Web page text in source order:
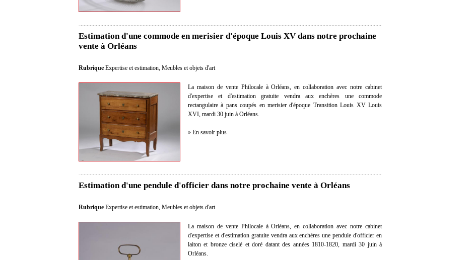
Estimation d'une commode en merisier d'époque Louis XV dans notre prochaine
vente à Orléans
Rubrique Expertise et estimation, Meubles et objets d'art
La maison de vente Philocale à Orléans, en collaboration avec notre cabinet
d'expertise et d'estimation gratuite vendra aux enchères une commode
rectangulaire à pans coupés en merisier d'époque Transition Louis XV Louis
XVI, mardi 30 juin à Orléans.
» En savoir plus
Estimation d'une pendule d'officier dans notre prochaine vente à Orléans
Rubrique Expertise et estimation Meubles et objets d'art
La maison de vente Philocale à Orléans, en collaboration avec notre cabinet
d'expertise et d'estimation gratuite vendra aux enchères une pendule d'officier en
laiton et bronze ciselé et doré datant des années 1810-1820, mardi 30 juin à
Orléans.